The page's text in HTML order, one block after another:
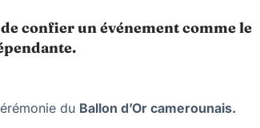
confier un événement comme le
du Ballon d’Or camerounais.